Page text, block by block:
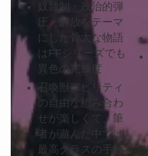
奴隷制・政治的弾
圧・解放をテーマ
にした骨太な物語
はFFシリーズでも
異色の完成度
召喚獣アビリティ
の自由な組み合わ
せが楽しくて、筆
者が遊んだ中では
最高クラスの手触